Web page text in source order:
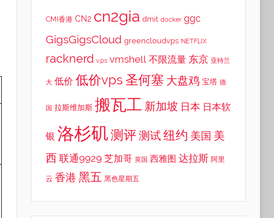
CMI香港 CN2 cn2gia dmit docker ggc
GigsGigsCloud greencloudvps NETFLIX
racknerd v.ps vmshell 不限流量 东京 亚特兰
大 低价 低价vps 圣何塞 大盘鸡 宝塔 德
国 拉斯维加斯 搬瓦工 新加坡 日本 日本软
银 洛杉矶 测评测试纽约 美国 美
西 联通9929 芝加哥 英国 西雅图 达拉斯 阿里
云 香港 黑五 黑色星期五